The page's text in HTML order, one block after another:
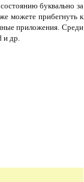
буквально за
можете прибегнуть к
приложения. Среди
др.